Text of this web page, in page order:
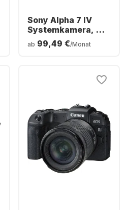
Sony Alpha 7 IV
Systemkamera, mit
Objektiv FE 28-70
mm f/3.5–5.6 OSS
ab 99,49 €/Monat